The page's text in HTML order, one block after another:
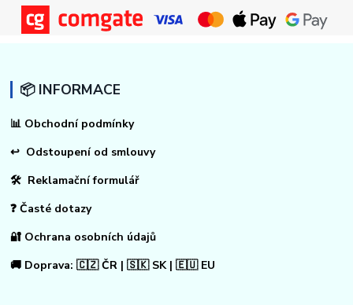
📦 INFORMACE
📊 Obchodní podmínky
↩ Odstoupení od smlouvy
🛠 Reklamační formulář
❓ Časté dotazy
🔐 Ochrana osobních údajů
🚚 Doprava: 🇨🇿 ČR | 🇸🇰 SK | 🇪🇺 EU